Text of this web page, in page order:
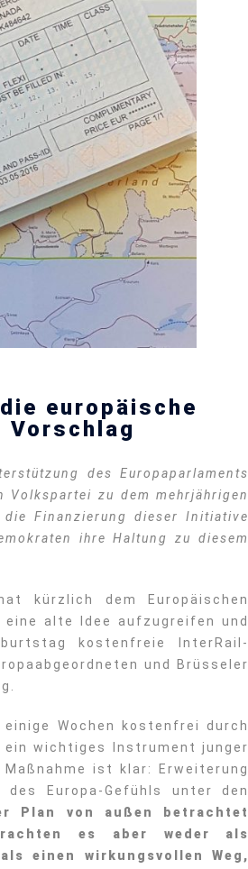
europäische
des Europaparlaments
Volkspartei zu dem mehrjährigen
die Finanzierung dieser Initiative
ihre Haltung zu diesem
kürzlich dem Europäischen
alte Idee aufzugreifen und
kostenfreie InterRail-
und Brüsseler
Wochen kostenfrei durch
ein wichtiges Instrument junger
ist klar: Erweiterung
Europa-Gefühls unter den
Plan von außen betrachtet
es aber weder als
einen wirkungsvollen Weg,